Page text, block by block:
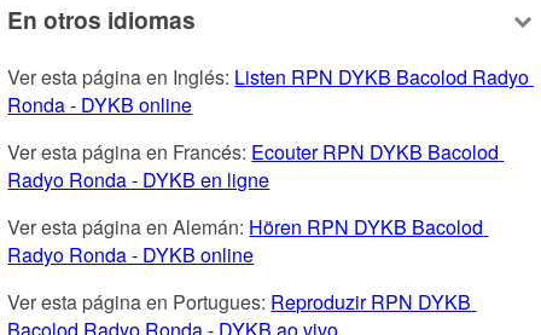
En otros idiomas
Ver esta página en Inglés: Listen RPN DYKB Bacolod Radyo
Ronda - DYKB online
Ver esta página en Francés: Ecouter RPN DYKB Bacolod
Radyo Ronda - DYKB en ligne
Ver esta página en Alemán: Hören RPN DYKB Bacolod
Radyo Ronda - DYKB online
Ver esta página en Portugues: Reproduzir RPN DYKB
Bacolod Radyo Ronda - DYKB ao vivo